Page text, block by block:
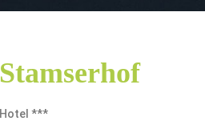
Stamserhof
Hotel ***